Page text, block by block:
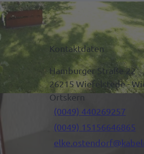
Kontaktdaten
Hamburger Straße 22
26215Wiefelstede-
Ortskern
(0049) 440269257
(0049) 15156646865